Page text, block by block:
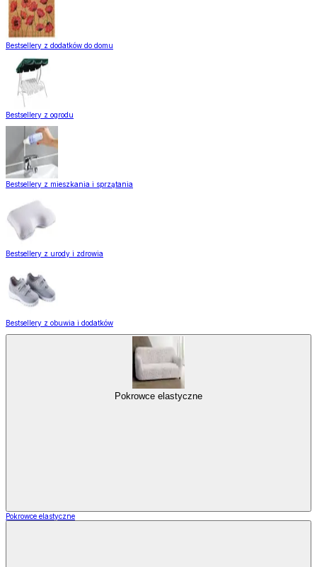
Bestsellery z dodatków do domu
Bestsellery z ogrodu
Bestsellery z mieszkania i sprzątania
Bestsellery z urody i zdrowia
Bestsellery z obuwia i dodatków
Pokrowce elastyczne
Pokrowce elastyczne